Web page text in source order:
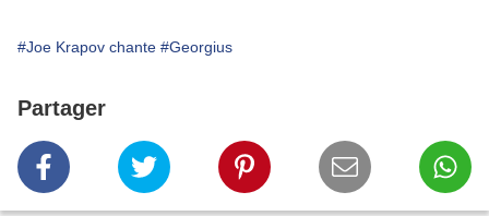
#Joe Krapov chante #Georgius
Partager